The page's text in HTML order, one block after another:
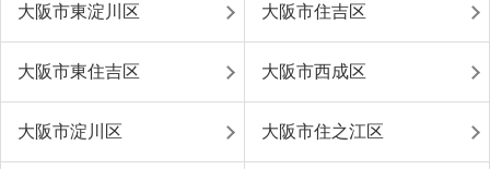
大阪市東淀川区 大阪市住吉区
大阪市東住吉区 大阪市西成区
大阪市淀川区 大阪市住之江区